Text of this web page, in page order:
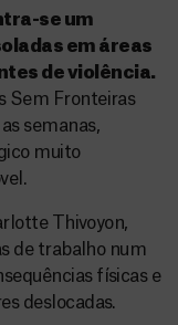
se um
em áreas
de violência.
Sem Fronteiras
semanas,
muito
Thivoyon,
de trabalho num
físicas e
deslocadas.